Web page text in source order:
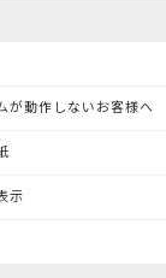
が動作しないお客様へ
示